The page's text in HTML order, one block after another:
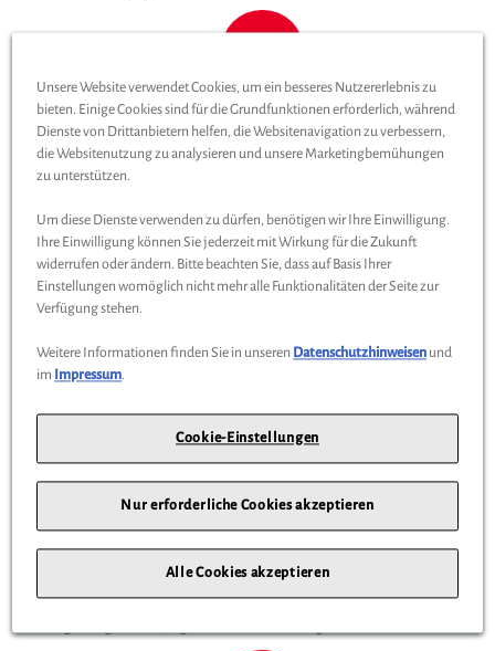
ab
419,00
ZUM PRODUKT
Dachbox Husky 420 - verschiedene Farben
Dachbox Husky 420 schwarz matt Duo Lift
Maße (LxBxH): max. innen: 155 x 78 x 39 cm DuoLift
Öffnungssystem Zentralschließ-System mit Sicherheits-
Schließmechanismus Rauminhalt: 420 Liter Eigengewicht: 15 kg
Unsere Website verwendet Cookies, um ein besseres Nutzererlebnis zu
bieten. Einige Cookies sind für die Grundfunktionen erforderlich, während
Dienste von Drittanbietern helfen, die Websitenavigation zu verbessern,
die Websitenutzung zu analysieren und unsere Marketingbemühungen
zu unterstützen.
Um diese Dienste verwenden zu dürfen, benötigen wir Ihre Einwilligung.
Ihre Einwilligung können Sie jederzeit mit Wirkung für die Zukunft
widerrufen oder ändern. Bitte beachten Sie, dass auf Basis Ihrer
Einstellungen womöglich nicht mehr alle Funktionalitäten der Seite zur
Verfügung stehen.
Weitere Informationen finden Sie in unseren Datenschutzhinweisen und
im Impressum.
Cookie-Einstellungen
Nur erforderliche Cookies akzeptieren
Alle Cookies akzeptieren